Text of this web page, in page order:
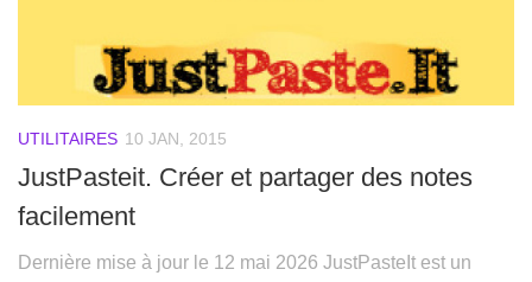
UTILITAIRES 10 JAN, 2015
JustPasteit. Créer et partager des notes
facilement
Dernière mise à jour le 12 mai 2026 JustPasteIt est un